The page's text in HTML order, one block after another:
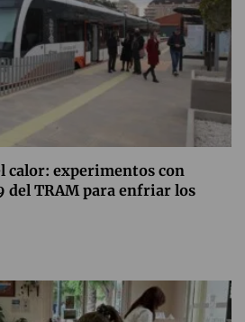
calor: experimentos con
del TRAM para enfriar los